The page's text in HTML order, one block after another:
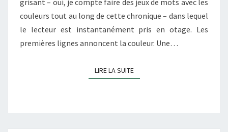
couleurs tout au long de cette chronique – dans lequel
le lecteur est instantanément pris en otage. Les
premières lignes annoncent la couleur. Une…
LIRE LA SUITELIRE LA SUITE